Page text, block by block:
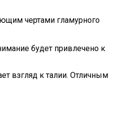
чертами гламурного
будет привлечено к
взгляд к талии. Отличным